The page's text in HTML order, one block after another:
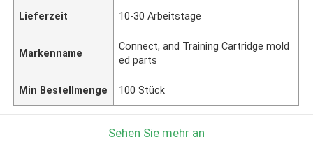
Lieferzeit 10-30 Arbeitstage
Markenname
Connect, and Training Cartridge mold
ed parts
Min Bestellmenge 100 Stück
Sehen Sie mehr an